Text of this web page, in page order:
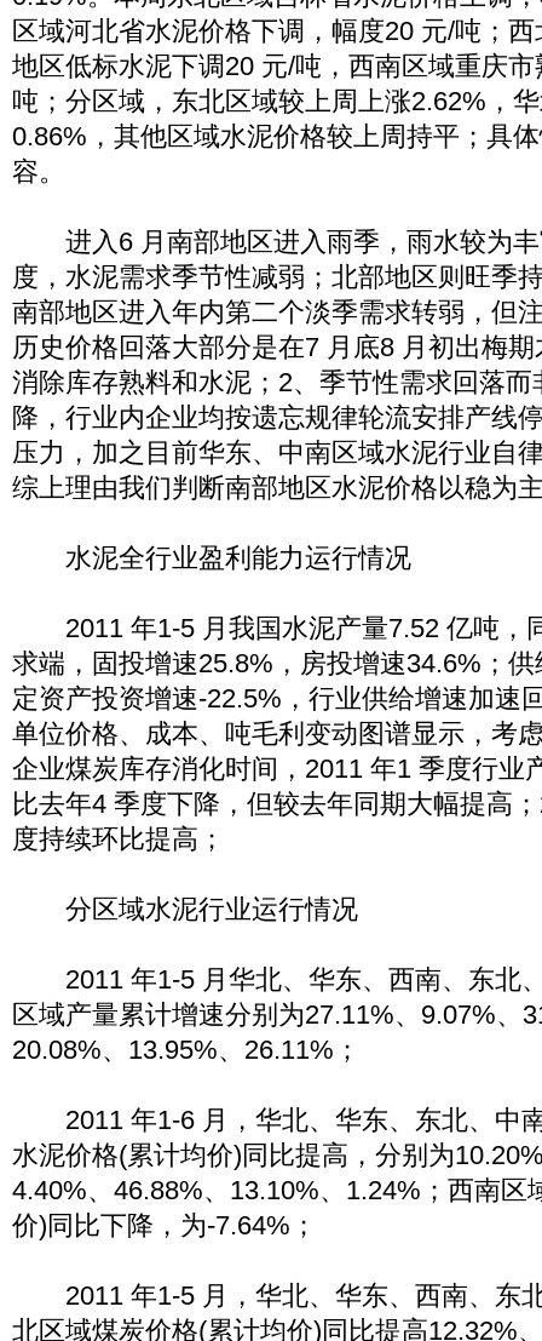
区域河北省水泥价格下调，幅度20 元/吨；
地区低标水泥下调20 元/吨，西南区域重庆
吨；分区域，东北区域较上周上涨2.62%，
0.86%，其他区域水泥价格较上周持平；具
容。
进入6 月南部地区进入雨季，雨水较为丰
度，水泥需求季节性减弱；北部地区则旺季
南部地区进入年内第二个淡季需求转弱，但
历史价格回落大部分是在7 月底8 月初出梅
消除库存熟料和水泥；2、季节性需求回落
降，行业内企业均按遗忘规律轮流安排产线
压力，加之目前华东、中南区域水泥行业自
综上理由我们判断南部地区水泥价格以稳为
水泥全行业盈利能力运行情况
2011 年1-5 月我国水泥产量7.52 亿吨，
求端，固投增速25.8%，房投增速34.6%；
定资产投资增速-22.5%，行业供给增速加速
单位价格、成本、吨毛利变动图谱显示，考
企业煤炭库存消化时间，2011 年1 季度行业
比去年4 季度下降，但较去年同期大幅提高
度持续环比提高；
分区域水泥行业运行情况
2011 年1-5 月华北、华东、西南、东北
区域产量累计增速分别为27.11%、9.07%、
20.08%、13.95%、26.11%；
2011 年1-6 月，华北、华东、东北、中
水泥价格(累计均价)同比提高，分别为
4.40%、46.88%、13.10%、1.24%；西南区
价)同比下降，为-7.64%；
2011 年1-5 月，华北、华东、西南、东
北区域煤炭价格(累计均价)同比提高12.32%